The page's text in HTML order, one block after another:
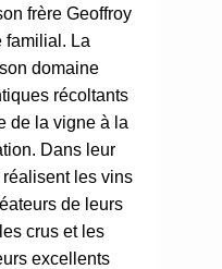
frère Geoffroy
familial. La
domaine
récoltants
de la vigne à la
Dans leur
les vins
de leurs
crus et les
excellents